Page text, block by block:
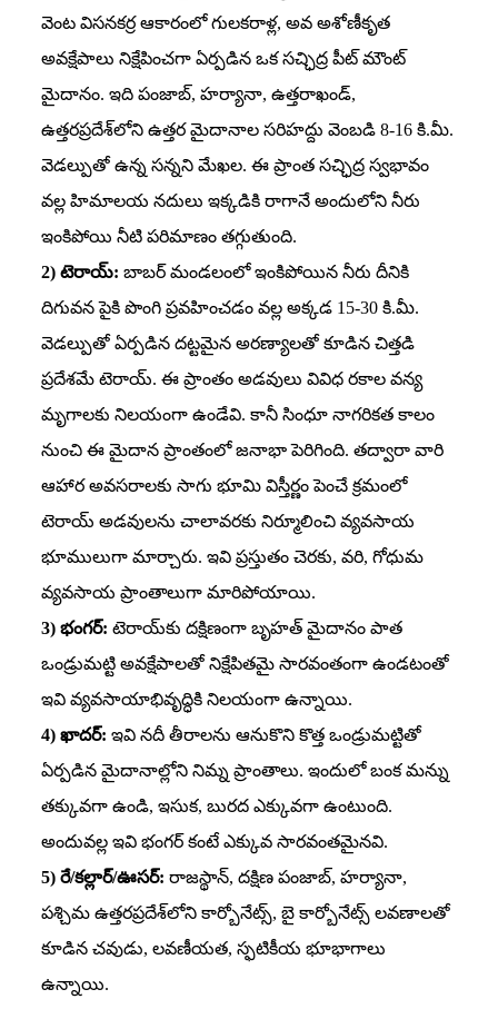
వెంట విసనకర్ర ఆకారంలో గులకరాళ్ల, అవ అశోణీకృత
అవక్షేపాలు నిక్షేపించగా ఏర్పడిన ఒక సచ్ఛిద్ర పీట్‌ మౌంట్‌
మైదానం. ఇది పంజాబ్‌, హర్యానా, ఉత్తరాఖండ్‌,
ఉత్తరప్రదేశ్‌లోని ఉత్తర మైదానాల సరిహద్దు వెంబడి 8-16 కి.మీ.
వెడల్పుతో ఉన్న సన్నని మేఖల. ఈ ప్రాంత సచ్ఛిద్ర స్వభావం
వల్ల హిమాలయ నదులు ఇక్కడికి రాగానే అందులోని నీరు
ఇంకిపోయి నీటి పరిమాణం తగ్గుతుంది.
2) టెరాయ్‌: బాబర్‌ మండలంలో ఇంకిపోయిన నీరు దీనికి
దిగువన పైకి పొంగి ప్రవహించడం వల్ల అక్కడ 15-30 కి.మీ.
వెడల్పుతో ఏర్పడిన దట్టమైన అరణ్యాలతో కూడిన చిత్తడి
ప్రదేశమే టెరాయ్‌. ఈ ప్రాంతం అడవులు వివిధ రకాల వన్య
మృగాలకు నిలయంగా ఉండేవి. కానీ సింధూ నాగరికత కాలం
నుంచి ఈ మైదాన ప్రాంతంలో జనాభా పెరిగింది. తద్వారా వారి
ఆహార అవసరాలకు సాగు భూమి విస్తీర్ణం పెంచే క్రమంలో
టెరాయ్‌ అడవులను చాలావరకు నిర్మూలించి వ్యవసాయ
భూములుగా మార్చారు. ఇవి ప్రస్తుతం చెరకు, వరి, గోధుమ
వ్యవసాయ ప్రాంతాలుగా మారిపోయాయి.
3) భంగర్‌: టెరాయ్‌కు దక్షిణంగా బృహత్‌ మైదానం పాత
ఒండ్రుమట్టి అవక్షేపాలతో నిక్షేపితమై సారవంతంగా ఉండటంతో
ఇవి వ్యవసాయాభివృద్ధికి నిలయంగా ఉన్నాయి.
4) ఖాదర్‌: ఇవి నదీ తీరాలను ఆనుకొని కొత్త ఒండ్రుమట్టితో
ఏర్పడిన మైదానాల్లోని నిమ్న ప్రాంతాలు. ఇందులో బంక మన్ను
తక్కువగా ఉండి, ఇసుక, బురద ఎక్కువగా ఉంటుంది.
అందువల్ల ఇవి భంగర్‌ కంటే ఎక్కువ సారవంతమైనవి.
5) రే/కల్లార్‌/ఊసర్‌: రాజస్థాన్‌, దక్షిణ పంజాబ్‌, హర్యానా,
పశ్చిమ ఉత్తరప్రదేశ్‌లోని కార్బోనేట్స్‌, బై కార్బోనేట్స్‌ లవణాలతో
కూడిన చవుడు, లవణీయత, స్ఫటికీయ భూభాగాలు
ఉన్నాయి.